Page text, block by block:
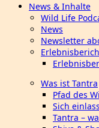
News & Inhalte
Wild Life
News
Newsletter
Was ist Tantra
Pfad des
Sich
Tantra –